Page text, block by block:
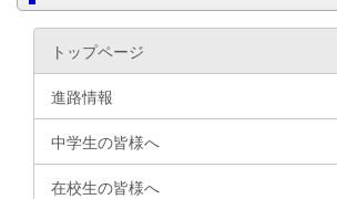
トップページ
進路情報
中学生の皆様へ
在校生の皆様へ